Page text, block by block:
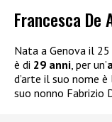
Francesca De
Nata a Genova il 25
è di 29 anni , per un’
d’arte il suo nome
suo nonno Fabrizio